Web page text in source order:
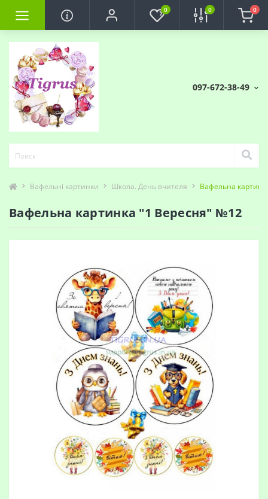
0 0 0
097-672-38-49
Вафельні картинки Школа. День вчителя Вафельна
Вафельна картинка "1 Вересня" №12